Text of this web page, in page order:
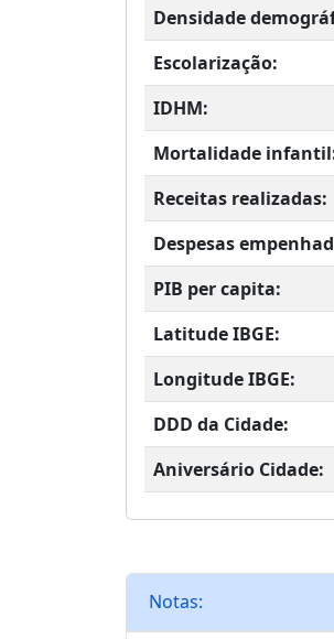
Densidade
Escolarização:
IDHM:
Mortalidade
Receitas realizadas:
Despesas
PIB per capita:
Latitude IBGE:
Longitude IBGE:
DDD da Cidade:
Aniversário Cidade:
Notas: